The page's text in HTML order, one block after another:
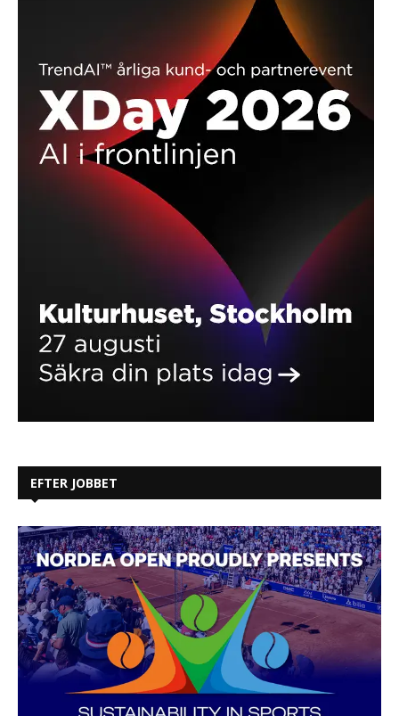
EFTER JOBBET